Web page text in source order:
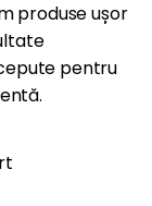
produse ușor
pentru